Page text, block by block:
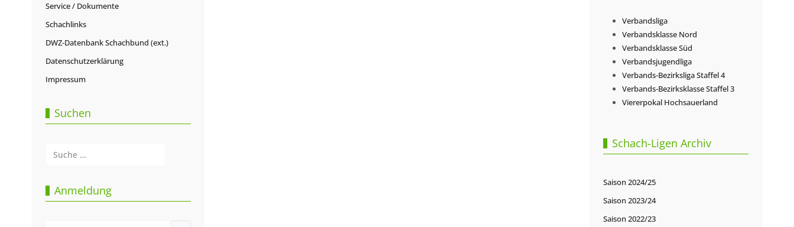
Service / Dokumente
Schachlinks
DWZ-Datenbank Schachbund (ext.)
Datenschutzerklärung
Impressum
Suchen
Anmeldung
Verbandsliga
Verbandsklasse Nord
Verbandsklasse Süd
Verbandsjugendliga
Verbands-Bezirksliga Staffel 4
Verbands-Bezirksklasse Staffel 3
Viererpokal Hochsauerland
Schach-Ligen Archiv
Saison 2024/25
Saison 2023/24
Saison 2022/23